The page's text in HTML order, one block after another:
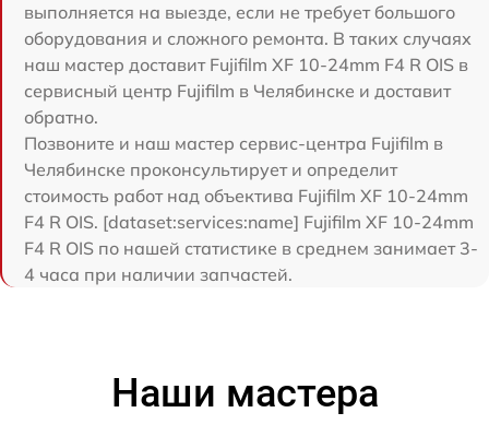
выполняется на выезде, если не требует большого
оборудования и сложного ремонта. В таких случаях
наш мастер доставит Fujifilm XF 10-24mm F4 R OIS в
сервисный центр Fujifilm в Челябинске и доставит
обратно.
Позвоните и наш мастер сервис-центра Fujifilm в
Челябинске проконсультирует и определит
стоимость работ над объектива Fujifilm XF 10-24mm
F4 R OIS. [dataset:services:name] Fujifilm XF 10-24mm
F4 R OIS по нашей статистике в среднем занимает 3-
4 часа при наличии запчастей.
Наши мастера